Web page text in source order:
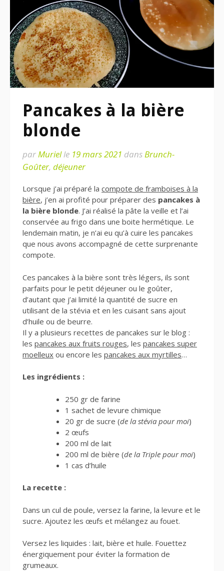
Pancakes à la bière
blonde
parMurielle 19 mars 2021 dansBrunch-
Goûter, déjeuner
Lorsque j’ai préparé la compote de framboises à la
bière, j’en ai profité pour préparer des pancakes à
la bière blonde. J’ai réalisé la pâte la veille et l’ai
conservée au frigo dans une boite hermétique. Le
lendemain matin, je n’ai eu qu’à cuire les pancakes
que nous avons accompagné de cette surprenante
compote.
Ces pancakes à la bière sont très légers, ils sont
parfaits pour le petit déjeuner ou le goûter,
d’autant que j’ai limité la quantité de sucre en
utilisant de la stévia et en les cuisant sans ajout
d’huile ou de beurre.
Il y a plusieurs recettes de pancakes sur le blog :
les pancakes aux fruits rouges, les pancakes super
moelleux ou encore les pancakes aux myrtilles…
Les ingrédients :
250 gr de farine
1 sachet de levure chimique
20 gr de sucre (de la stévia pour moi)
2 œufs
200 ml de lait
200 ml de bière (de la Triple pour moi)
1 cas d’huile
La recette :
Dans un cul de poule, versez la farine, la levure et le
sucre. Ajoutez les œufs et mélangez au fouet.
Versez les liquides : lait, bière et huile. Fouettez
énergiquement pour éviter la formation de
grumeaux.